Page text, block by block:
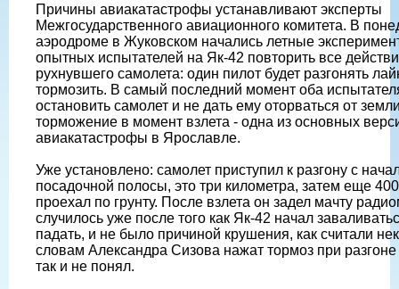
Причины авиакатастрофы устанавливают эксперты
Межгосударственного авиационного комитета. В
аэродроме в Жуковском начались летные
опытных испытателей на Як-42 повторить все
рухнувшего самолета: один пилот будет разгонять
тормозить. В самый последний момент оба
остановить самолет и не дать ему оторваться от
торможение в момент взлета - одна из основных
авиакатастрофы в Ярославле.
Уже установлено: самолет приступил к разгону с
посадочной полосы, это три километра, затем еще
проехал по грунту. После взлета он задел мачту
случилось уже после того как Як-42 начал
падать, и не было причиной крушения, как считали
словам Александра Сизова нажат тормоз при разгоне
так и не понял.